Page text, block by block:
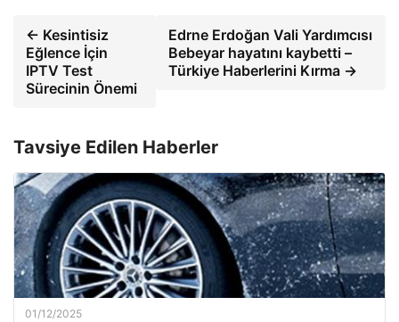
← Kesintisiz
Eğlence İçin
IPTV Test
Sürecinin Önemi
Edrne Erdoğan Vali Yardımcısı
Bebeyar hayatını kaybetti –
Türkiye Haberlerini Kırma →
Tavsiye Edilen Haberler
01/12/2025